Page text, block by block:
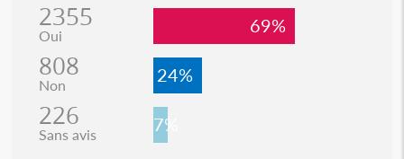
2355
Oui 69%
808
Non 24%
226
Sans avis 7%